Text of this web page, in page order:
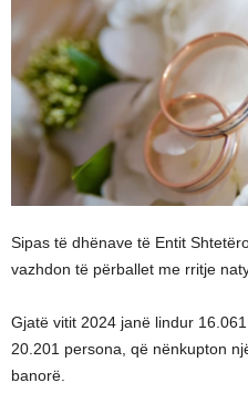
Sipas të dhënave të Entit
vazhdon të përballet me rritje
Gjatë vitit 2024 janë lindur
20.201 persona, që nënkupton
banorë.